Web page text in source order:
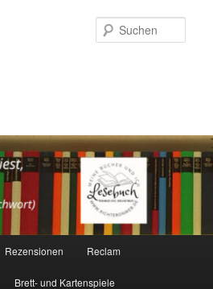
Rezensionen Reclam
Brett- und Kartenspiele